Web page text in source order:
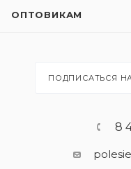
ОПТОВИКАМ
ПОДПИСАТЬСЯ
8